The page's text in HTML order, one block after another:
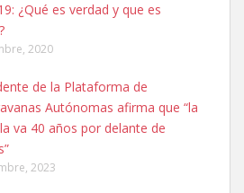
ninfa papillera, asustada tiene miedo a la
¿Qué es verdad y que es
2020
de la Plataforma de
Autónomas afirma que “la
va 40 años por delante de
2023